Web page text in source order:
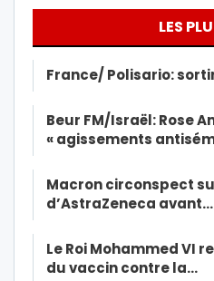
LES
France/ Polisario:
Beur FM/Israël: Rose
« agissements
Macron circonspect
d’AstraZeneca avant…
Le Roi Mohammed VI
du vaccin contre la…